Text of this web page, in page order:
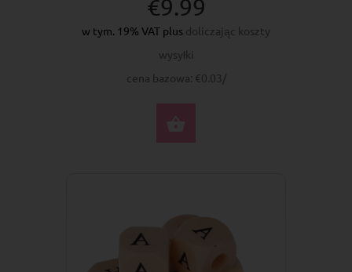
€9.99
w tym. 19% VAT plus doliczając koszty
wysyłki
cena bazowa: €0.03/